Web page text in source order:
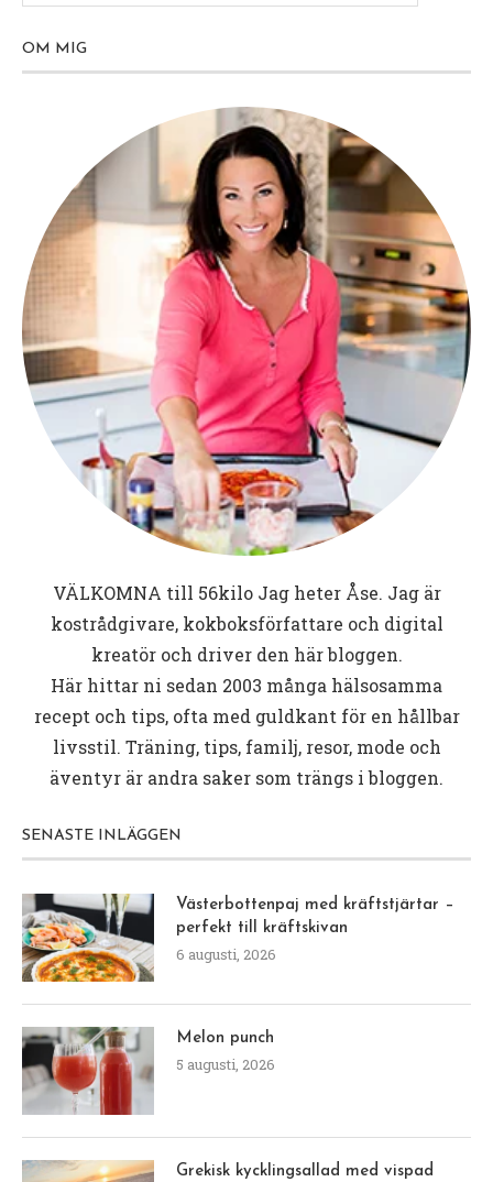
OM MIG
VÄLKOMNA till 56kiloJag heter Åse. Jag är
kostrådgivare, kokboksförfattare och digital
kreatör och driver den här bloggen.
Här hittar ni sedan 2003 många hälsosamma
recept och tips, ofta med guldkant för en hållbar
livsstil. Träning, tips, familj, resor, mode och
äventyr är andra saker som trängs i bloggen.
SENASTE INLÄGGEN
Västerbottenpaj med kräftstjärtar –
perfekt till kräftskivan
6 augusti, 2026
Melon punch
5 augusti, 2026
Grekisk kycklingsallad med vispad